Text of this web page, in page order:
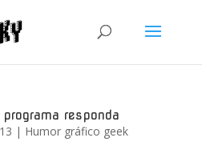
responda
| Humor gráfico geek